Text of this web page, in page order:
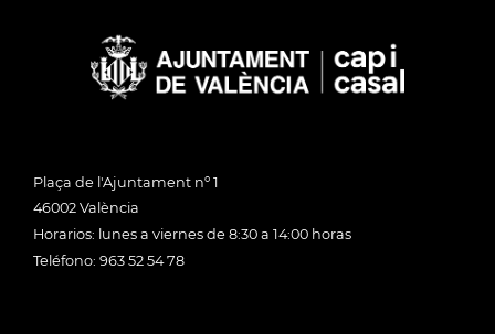
Plaça de l'Ajuntament nº 1
46002 València
Horarios: lunes a viernes de 8:30 a 14:00 horas
Teléfono: 963 52 54 78